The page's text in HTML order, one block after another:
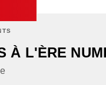
À L'ÈRE